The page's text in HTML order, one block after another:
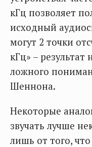
кГц позволяет
исходный
могут 2 точки
кГц» –
ложного
Шеннона.
Некоторые
звучать лучше
лишь от того,